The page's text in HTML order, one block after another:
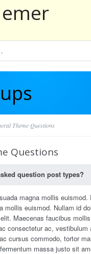
Theme Questions
Questions
question post types?
magna mollis euismod.
mollis euismod. Nullam id
Maecenas faucibus
consectetur ac, vestibulum
cursus commodo, tortor
massa justo sit